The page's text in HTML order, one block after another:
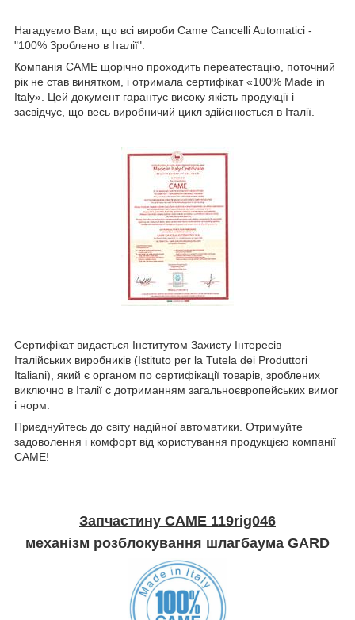
Нагадуємо Вам, що всі вироби Came Cancelli Automatici -
"100% Зроблено в Італії":
Компанія CAME щорічно проходить переатестацію, поточний
рік не став винятком, і отримала сертифікат «100% Made in
Italy». Цей документ гарантує високу якість продукції і
засвідчує, що весь виробничий цикл здійснюється в Італії.
Сертифікат видається Інститутом Захисту Інтересів
Італійських виробників (Istituto per la Tutela dei Produttori
Italiani), який є органом по сертифікації товарів, зроблених
виключно в Італії c дотриманням загальноєвропейських вимог
і норм.
Приєднуйтесь до світу надійної автоматики. Отримуйте
задоволення і комфорт від користування продукцією компанії
CAME!
Запчастину CAME 119rig046
механізм розблокування шлагбаума GARD